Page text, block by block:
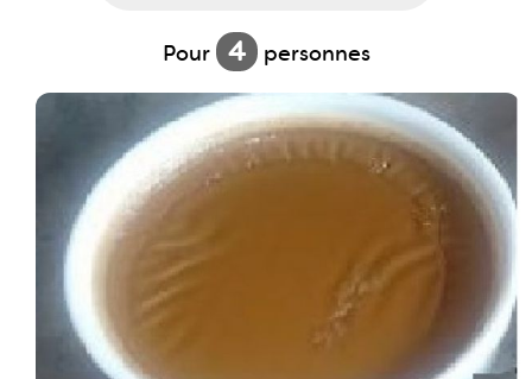
Pour 4 personnes